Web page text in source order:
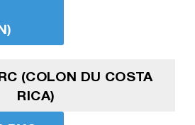
(COLON DU COSTA
RICA)